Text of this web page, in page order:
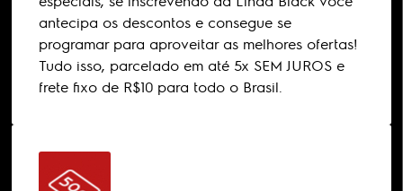
antecipa os descontos e consegue se
programar para aproveitar as melhores ofertas!
Tudo isso, parcelado em até 5x SEM JUROS e
frete fixo de R$10 para todo o Brasil.